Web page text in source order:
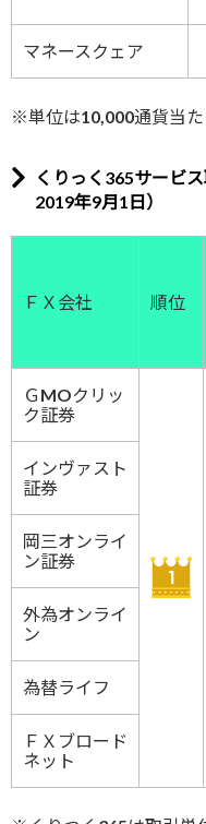
マネースクェア
※単位は10,000通貨当た
くりっく365サービ
2019年9月1日）
ＦＸ会社 順位
ＧMOクリッ
ク証券
インヴァスト
証券
岡三オンライ
ン証券
外為オンライ
ン
為替ライフ
ＦＸブロード
ネット